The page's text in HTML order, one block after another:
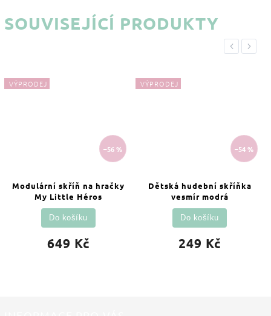
SOUVISEJÍCÍ PRODUKTY
Previous
VÝPRODEJ
–56 %
Modulární skříň na hračky
My Little Héros
649 Kč
Do košíku
VÝPRODEJ
–54 %
Dětská hudební skříňka
vesmír modrá
249 Kč
Do košíku
Next